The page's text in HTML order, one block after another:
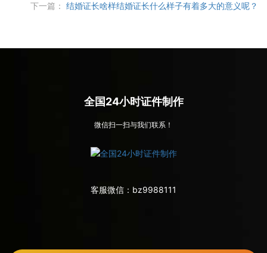
下一篇： 结婚证长啥样结婚证长什么样子有着多大的意义呢？
全国24小时证件制作
微信扫一扫与我们联系！
客服微信： bz9988111